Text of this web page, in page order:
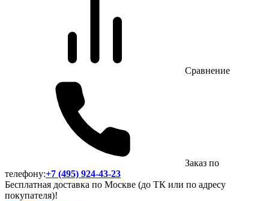
Сравнение
Заказ по
телефону:+7 (495) 924-43-23
Бесплатная доставка по Москве (до ТК или по адресу
покупателя)!